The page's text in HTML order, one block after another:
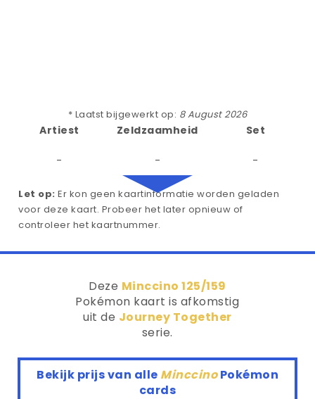
* Laatst bijgewerkt op: 8 August 2026
Artiest
-
Zeldzaamheid
-
Set
-
Let op: Er kon geen kaartinformatie worden geladen
voor deze kaart. Probeer het later opnieuw of
controleer het kaartnummer.
Deze Minccino 125/159
Pokémon kaart is afkomstig
uit de Journey Together
serie.
Bekijk prijs van alle MinccinoPokémon
cards